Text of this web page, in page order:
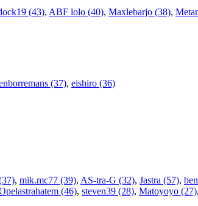
(43), ABF lolo (40), Maxlebarjo (38),
(37), eishiro (36)
, mik.mc77 (39), AS-tra-G (32), Jastra (57),
(46), steven39 (28), Matoyoyo (27),